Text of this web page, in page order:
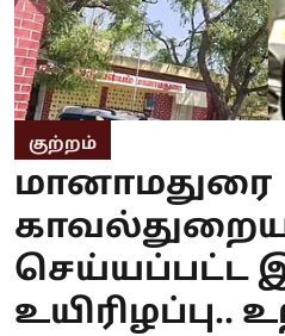
குற்றம்
மானாமதுரை |
செய்யப்பட்ட